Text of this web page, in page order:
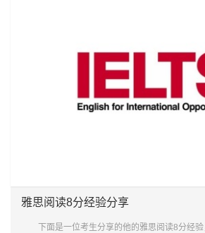
雅思阅读8分经验分享
下面是一位考生分享的他的雅思阅读8分经验